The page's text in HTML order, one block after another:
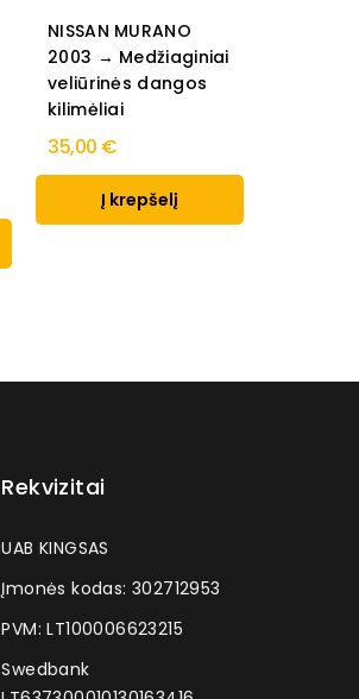
NISSAN MURANO
2003 → Medžiaginiai
veliūrinės dangos
kilimėliai
35,00 €
Į krepšelį
Rekvizitai
UAB KINGSAS
Įmonės kodas: 302712953
PVM: LT100006623215
Swedbank